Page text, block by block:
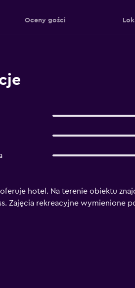
Oceny gości
hotel. Na terenie obiektu
Zajęcia rekreacyjne wymienione